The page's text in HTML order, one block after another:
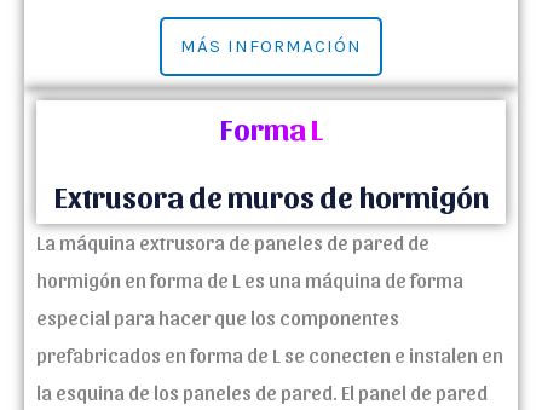
MÁS INFORMACIÓN
Forma L
Extrusora de muros de hormigón
La máquina extrusora de paneles de pared de
hormigón en forma de L es una máquina de forma
especial para hacer que los componentes
prefabricados en forma de L se conecten e instalen en
la esquina de los paneles de pared. El panel de pared